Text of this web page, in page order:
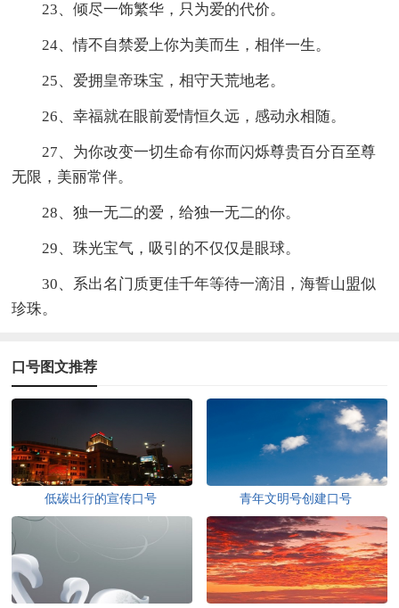
23、倾尽一饰繁华，只为爱的代价。
24、情不自禁爱上你为美而生，相伴一生。
25、爱拥皇帝珠宝，相守天荒地老。
26、幸福就在眼前爱情恒久远，感动永相随。
27、为你改变一切生命有你而闪烁尊贵百分百至尊
无限，美丽常伴。
28、独一无二的爱，给独一无二的你。
29、珠光宝气，吸引的不仅仅是眼球。
30、系出名门质更佳千年等待一滴泪，海誓山盟似
珍珠。
口号图文推荐
低碳出行的宣传口号 青年文明号创建口号